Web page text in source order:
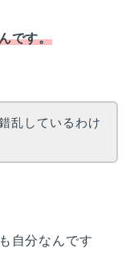
です。
乱しているわけ
自分なんです